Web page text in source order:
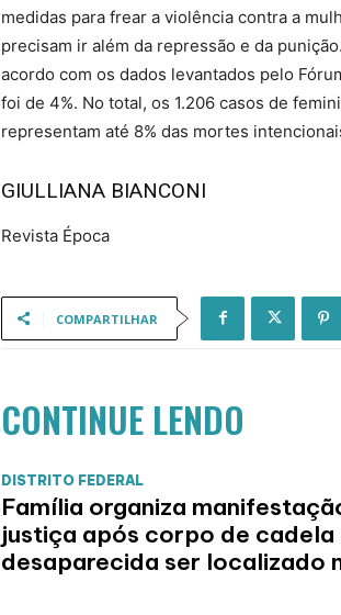
medidas para frear a violência contra a
precisam ir além da repressão e da
acordo com os dados levantados pelo
foi de 4%. No total, os 1.206 casos de
representam até 8% das mortes
GIULLIANA BIANCONI
Revista Época
COMPARTILHAR
CONTINUE LENDO
DISTRITO FEDERAL
Família organiza
justiça após corpo de cadela
desaparecida ser localizado